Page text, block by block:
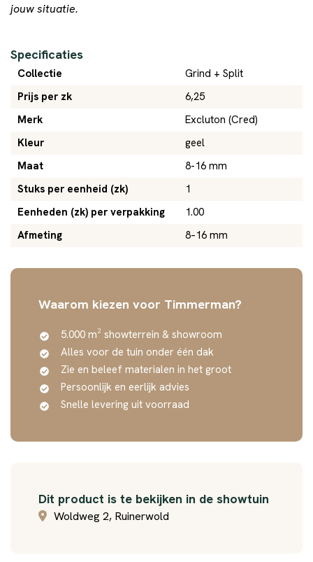
jouw situatie.
Specificaties
Collectie
Grind + Split
Prijs per zk
6,25
Merk
Excluton (Cred)
Kleur
geel
Maat
8-16 mm
Stuks per eenheid (zk)
1
Eenheden (zk) per verpakking
1.00
Afmeting
8–16 mm
Waarom kiezen voor Timmerman?
5.000 m² showterrein & showroom
Alles voor de tuin onder één dak
Zie en beleef materialen in het groot
Persoonlijk en eerlijk advies
Snelle levering uit voorraad
Dit product is te bekijken in de showtuin
Woldweg 2, Ruinerwold